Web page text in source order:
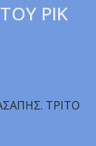
PIK
TPITO